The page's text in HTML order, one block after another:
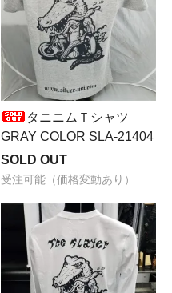
タニニムＴシャツ
GRAY COLOR SLA-21404
SOLD OUT
受注可能（価格変動あり）